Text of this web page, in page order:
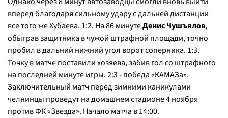
вперед благодаря сильному удару с дальней дистанции
все того же Хубаева. 1:2. На 86 минутеДенис Чушъялов,
обыграв защитника в чужой штрафной площади, точно
пробил в дальний нижний угол ворот соперника. 1:3.
Точку в матче поставили хозяева, забив гол со штрафного
на последней минуте игры. 2:3 - победа «КАМАЗа».
Заключительный матч перед зимними каникулами
челнинцы проведут на домашнем стадионе 4 ноября
против ФК «Звезда». Начало матча в 14:00.